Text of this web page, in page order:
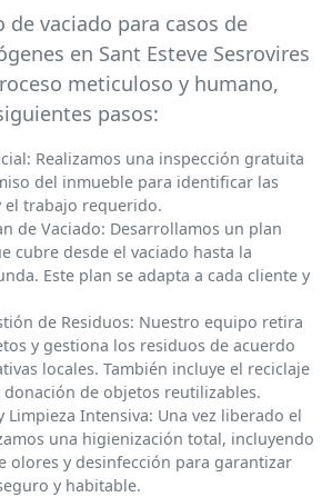
de vaciado para casos de
en Sant Esteve Sesrovires
meticuloso y humano,
pasos:
Realizamos una inspección gratuita
del inmueble para identificar las
el trabajo requerido.
de Vaciado: Desarrollamos un plan
cubre desde el vaciado hasta la
Este plan se adapta a cada cliente y
de Residuos: Nuestro equipo retira
y gestiona los residuos de acuerdo
locales. También incluye el reciclaje
donación de objetos reutilizables.
Limpieza Intensiva: Una vez liberado el
una higienización total, incluyendo
olores y desinfección para garantizar
y habitable.